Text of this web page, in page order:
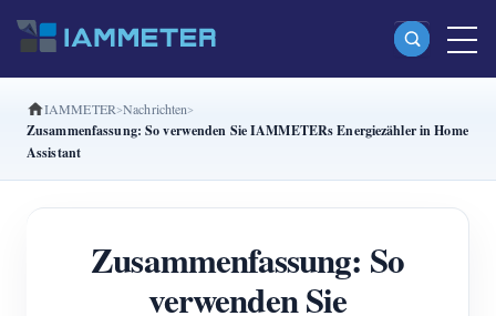
Produkte
Split-Phase-Wi-Fi-Energiezähler (WEM2067)
Dreiphasiger Wi-Fi-Energiezähler (WEM3080T)
Dreiphasiger Wi-Fi-Energiezähler (WEM3046T)
IAMMETER Nachrichten
Zusammenfassung: So verwenden Sie IAMMETERs Energiezähler in Home
Assistant
Zusammenfassung: So
verwenden Sie